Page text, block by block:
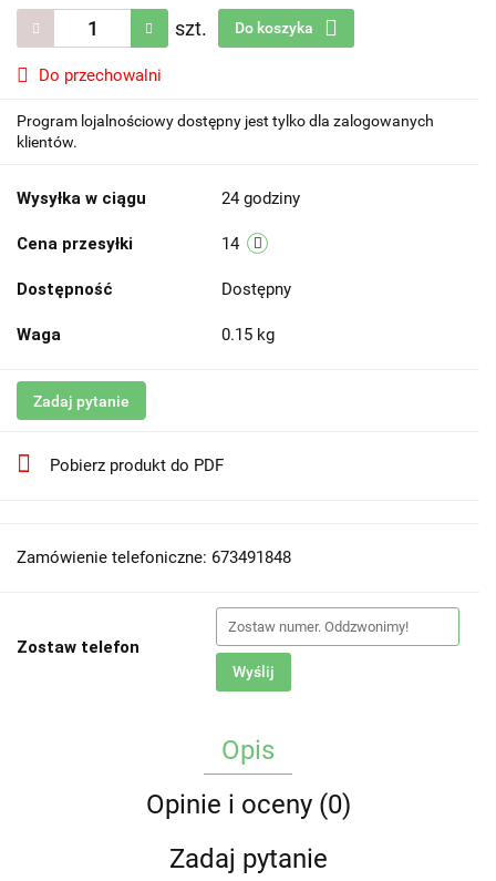
szt. Do koszyka
Do przechowalni
Program lojalnościowy dostępny jest tylko dla zalogowanych
klientów.
Wysyłka w ciągu 24 godziny
Cena przesyłki 14
Dostępność Dostępny
Waga 0.15 kg
Zadaj pytanie
Pobierz produkt do PDF
Zamówienie telefoniczne: 673491848
Zostaw telefon
Wyślij
Opis
Opinie i oceny (0)
Zadaj pytanie